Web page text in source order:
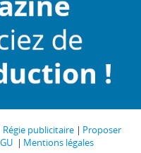
Régie publicitaire
Proposer
Mentions légales